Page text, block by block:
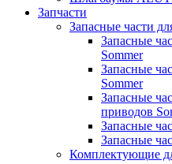
Запчасти
Запасные части
Запасные
Sommer
Запасные
Sommer
Запасные
приводов
Запасные
Запасные
Комплектующие